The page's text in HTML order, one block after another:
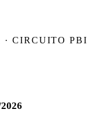
· CIRCUITO PBI